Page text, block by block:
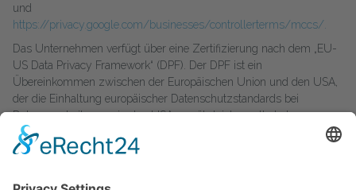
und
https://privacy.google.com/businesses/controllerterms/mccs/.
Das Unternehmen verfügt über eine Zertifizierung nach dem „EU-
US Data Privacy Framework“ (DPF). Der DPF ist ein
Übereinkommen zwischen der Europäischen Union und den USA,
der die Einhaltung europäischer Datenschutzstandards bei
Datenverarbeitungen in den USA gewährleisten soll. Jedes
nach dem DPF zertifizierte Unternehmen verpflichtet sich, diese
Datenschutzstandards einzuhalten. Weitere Informationen hierzu
https://www.dataprivacyframework.gov/participant/5780